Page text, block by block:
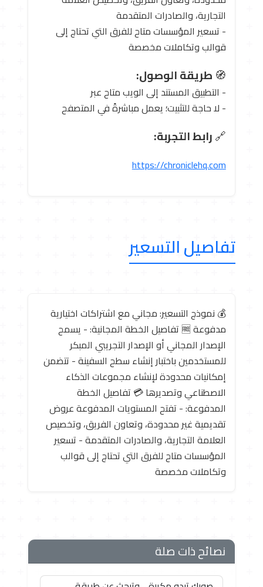
التجارية، والصادرات المتقدمة
- تسعير المؤسسات متاح للفرق التي تحتاج إلى
قوالب وتكاملات مخصصة
🧭 طريقة الوصول:
- التطبيق المستند إلى الويب متاح عبر
- لا حاجة للتثبيت؛ يعمل مباشرةً في المتصفح
🔗رابط التجربة:
https://chroniclehq.com
تفاصيل التسعير
💰 نموذج التسعير: مجاني مع اشتراكات اختيارية
مدفوعة 🆓 تفاصيل الخطة المجانية: - يسمح
الإصدار المجاني أو الإصدار التجريبي المبكر
للمستخدمين باختبار إنشاء سطح السفينة - تتضمن
إمكانيات محدودة لإنشاء مجموعات الذكاء
الاصطناعي وتصديرها 💳 تفاصيل الخطة
المدفوعة: - تفتح المستويات المدفوعة عروض
تقديمية غير محدودة، وتعاون الفريق، وتخصيص
العلامة التجارية، والصادرات المتقدمة - تسعير
المؤسسات متاح للفرق التي تحتاج إلى قوالب
وتكاملات مخصصة
نصائح ذات صلة